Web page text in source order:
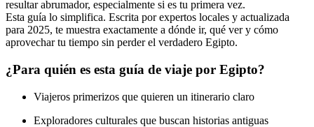
resultar abrumador, especialmente si es tu primera vez.
Esta guía lo simplifica. Escrita por expertos locales y actualizada
para 2025, te muestra exactamente a dónde ir, qué ver y cómo
aprovechar tu tiempo sin perder el verdadero Egipto.
¿Para quién es esta guía de viaje por Egipto?
Viajeros primerizos que quieren un itinerario claro
Exploradores culturales que buscan historias antiguas